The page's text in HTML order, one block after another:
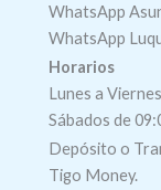
WhatsApp
WhatsApp
Horarios
Lunes a
Sábados de
Depósito o
Tigo Money.